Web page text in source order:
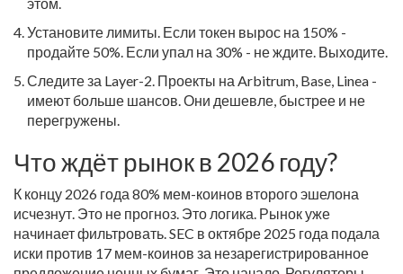
Установите лимиты. Если токен вырос на 150% -
продайте 50%. Если упал на 30% - не ждите. Выходите.
Следите за Layer-2. Проекты на Arbitrum, Base, Linea -
имеют больше шансов. Они дешевле, быстрее и не
перегружены.
Что ждёт рынок в 2026 году?
К концу 2026 года 80% мем-коинов второго эшелона
исчезнут. Это не прогноз. Это логика. Рынок уже
начинает фильтровать. SEC в октябре 2025 года подала
иски против 17 мем-коинов за незарегистрированное